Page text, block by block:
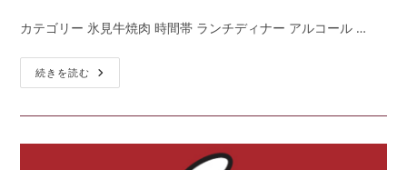
カテゴリー 氷見牛焼肉 時間帯 ランチディナー アルコール …
続きを読む